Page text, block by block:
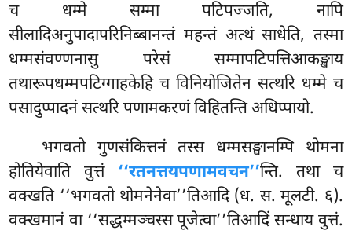
च धम्मे सम्मा पटिपज्जति, नापि
सीलादिअनुपादापरिनिब्बानन्तं महन्तं अत्थं साधेति, तस्मा
धम्मसंवण्णनासु परेसं सम्मापटिपत्तिआकङ्खाय
तथारूपधम्मपटिग्गाहकेहि च विनियोजितेन सत्थरि धम्मे च
पसादुप्पादनं सत्थरि पणामकरणं विहितन्ति अधिप्पायो.
भगवतो गुणसंकित्तनं तस्स धम्मसङ्घानम्पि थोमना
होतियेवाति वुत्तं ‘‘रतनत्तयपणामवचन’’न्ति. तथा च
वक्खति ‘‘भगवतो थोमनेनेवा’’तिआदि (ध. स. मूलटी. ६).
वक्खमानं वा ‘‘सद्धम्मञ्चस्स पूजेत्वा’’तिआदिं सन्धाय वुत्तं.